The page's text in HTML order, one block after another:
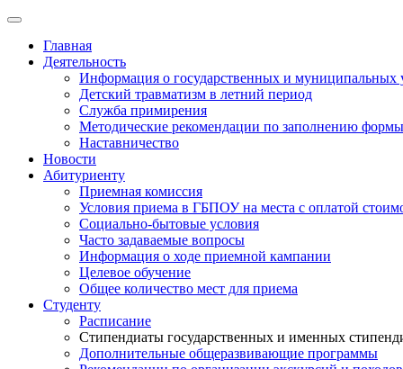
Главная
Деятельность
Информация о государственных и муниципальных
Детский травматизм в летний период
Служба примирения
Методические рекомендации по заполнению
Наставничество
Новости
Абитуриенту
Приемная комиссия
Условия приема в ГБПОУ на места с оплатой
Социально-бытовые условия
Часто задаваемые вопросы
Информация о ходе приемной кампании
Целевое обучение
Общее количество мест для приема
Студенту
Расписание
Стипендиаты государственных и именных
Дополнительные общеразвивающие программы